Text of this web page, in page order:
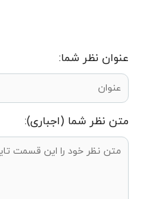
عنوان نظر شما:
متن نظر شما (اجباری):